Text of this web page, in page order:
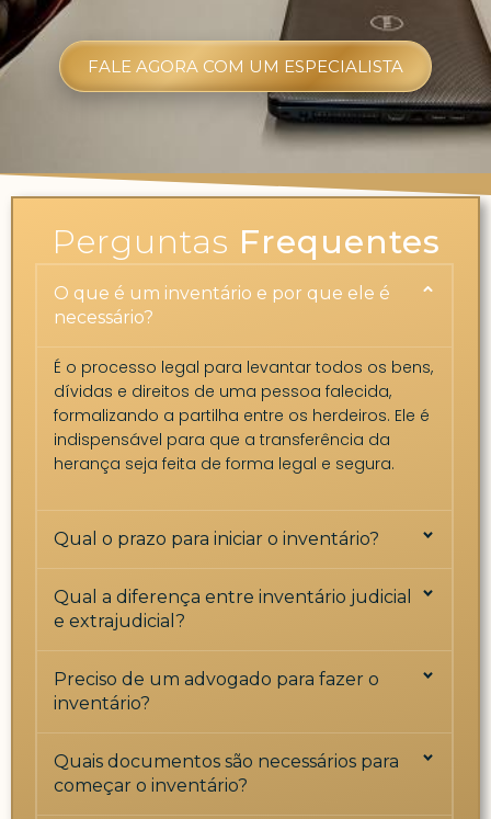
FALE AGORA COM UM ESPECIALISTA
Perguntas Frequentes
O que é um inventário e por que ele é
necessário?
É o processo legal para levantar todos os bens,
dívidas e direitos de uma pessoa falecida,
formalizando a partilha entre os herdeiros. Ele é
indispensável para que a transferência da
herança seja feita de forma legal e segura.
Qual o prazo para iniciar o inventário?
Qual a diferença entre inventário judicial
e extrajudicial?
Preciso de um advogado para fazer o
inventário?
Quais documentos são necessários para
começar o inventário?